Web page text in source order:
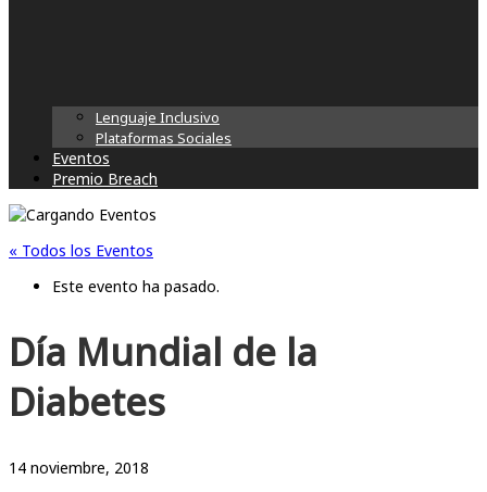
Lenguaje Inclusivo
Plataformas Sociales
Eventos
Premio Breach
« Todos los Eventos
Este evento ha pasado.
Día Mundial de la
Diabetes
14 noviembre, 2018